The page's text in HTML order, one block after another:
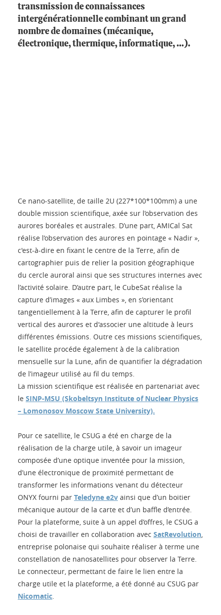
transmission de connaissances
intergénérationnelle combinant un grand
nombre de domaines (mécanique,
électronique, thermique, informatique, ...).
Ce nano-satellite, de taille 2U (227*100*100mm) a une
double mission scientifique, axée sur l’observation des
aurores boréales et australes. D’une part, AMICal Sat
réalise l’observation des aurores en pointage « Nadir »,
c'est-à-dire en fixant le centre de la Terre, afin de
cartographier puis de relier la position géographique
du cercle auroral ainsi que ses structures internes avec
l’activité solaire. D’autre part, le CubeSat réalise la
capture d’images « aux Limbes », en s’orientant
tangentiellement à la Terre, afin de capturer le profil
vertical des aurores et d'associer une altitude à leurs
différentes émissions. Outre ces missions scientifiques,
le satellite procéde également à de la calibration
mensuelle sur la Lune, afin de quantifier la dégradation
de l’imageur utilisé au fil du temps.
La mission scientifique est réalisée en partenariat avec
le SINP-MSU (Skobeltsyn Institute of Nuclear Physics
– Lomonosov Moscow State University).
Pour ce satellite, le CSUG a été en charge de la
réalisation de la charge utile, à savoir un imageur
composée d’une optique inventée pour la mission,
d’une électronique de proximité permettant de
transformer les informations venant du détecteur
ONYX fourni par Teledyne e2v ainsi que d’un boitier
mécanique autour de la carte et d’un baffle d’entrée.
Pour la plateforme, suite à un appel d’offres, le CSUG a
choisi de travailler en collaboration avec SatRevolution,
entreprise polonaise qui souhaite réaliser à terme une
constellation de nanosatellites pour observer la Terre.
Le connecteur, permettant de faire le lien entre la
charge utile et la plateforme, a été donné au CSUG par
Nicomatic.